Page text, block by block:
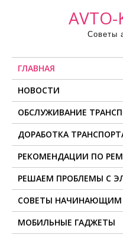
AVTO-
Советы
ГЛАВНАЯ
НОВОСТИ
ОБСЛУЖИВАНИЕ
ДОРАБОТКА
РЕКОМЕНДАЦИИ ПО
РЕШАЕМ ПРОБЛЕМЫ С
СОВЕТЫ НАЧИНАЮЩИМ
МОБИЛЬНЫЕ ГАДЖЕТЫ